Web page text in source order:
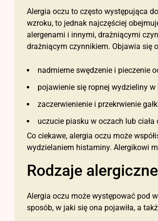
Alergia oczu to często występująca
wzroku, to jednak najczęściej
alergenami i innymi, drażniącymi
drażniącym czynnikiem. Objawia się
nadmierne swędzenie i pieczenie
pojawienie się ropnej wydzieliny
zaczerwienienie i przekrwienie
uczucie piasku w oczach lub ciała
Co ciekawe, alergia oczu może
wydzielaniem histaminy. Alergikowi
Rodzaje
Alergia oczu może występować pod
sposób, w jaki się ona pojawiła, a